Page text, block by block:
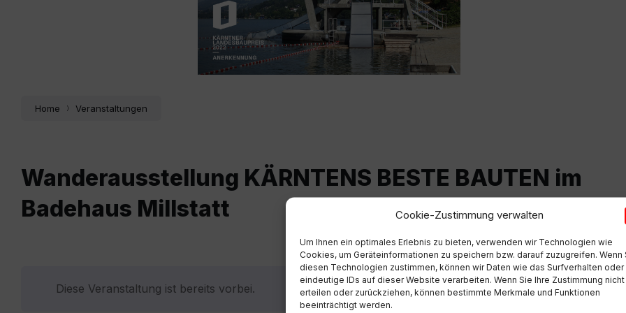
Cookie-Zustimmung verwalten
Um Ihnen ein optimales Erlebnis zu bieten, verwenden wir Technologien wie
Cookies, um Geräteinformationen zu speichern bzw. darauf zuzugreifen. Wenn
diesen Technologien zustimmen, können wir Daten wie das Surfverhalten oder
eindeutige IDs auf dieser Website verarbeiten. Wenn Sie Ihre Zustimmung nicht
erteilen oder zurückziehen, können bestimmte Merkmale und Funktionen
beeinträchtigt werden.
Home Veranstaltungen
Wanderausstellung KÄRNTENS BESTE BAUTEN im
Badehaus Millstatt
Diese Veranstaltung ist bereits vorbei.